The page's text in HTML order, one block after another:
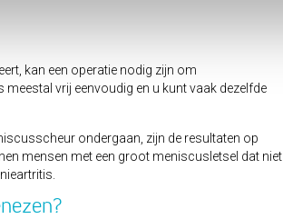
kan een operatie nodig zijn om
vrij eenvoudig en u kunt vaak dezelfde
ondergaan, zijn de resultaten op
mensen met een groot meniscusletsel dat niet